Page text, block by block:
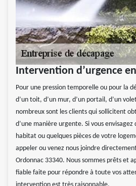
Intervention d’urgence
Pour une pression temporelle ou pour la
d’un toit, d’un mur, d’un portail, d’un
nombreux sont les clients qui sollicitent
d’une manière urgente. Si vous
habitat ou quelques pièces de votre
appeler ou venez nous joindre
Ordonnac 33340. Nous sommes prêts et
fiable faite pour répondre à toute vos